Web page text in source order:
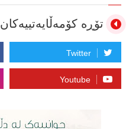
تۆڕە کۆمەڵایەتییەکان